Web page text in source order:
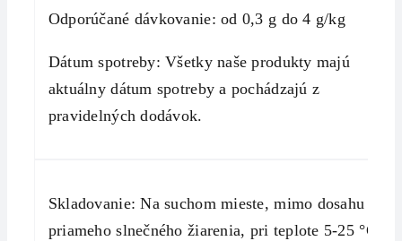
Odporúčané dávkovanie: od 0,3 g do 4 g/kg
Dátum spotreby: Všetky naše produkty majú
aktuálny dátum spotreby a pochádzajú z
pravidelných dodávok.
Skladovanie: Na suchom mieste, mimo dosahu
priameho slnečného žiarenia, pri teplote 5-25 °C